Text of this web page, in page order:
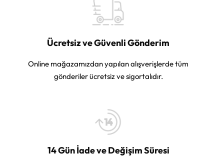
Ücretsiz ve Güvenli Gönderim
Online mağazamızdan yapılan alışverişlerde tüm
gönderiler ücretsiz ve sigortalıdır.
14 Gün İade ve Değişim Süresi